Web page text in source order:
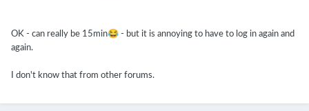
OK - can really be 15min😂 - but it is annoying to have to log in again and
again.
I don't know that from other forums.